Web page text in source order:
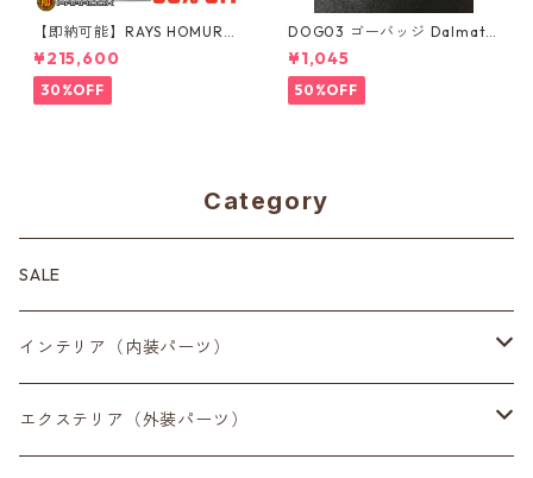
【即納可能】RAYS HOMURA
2x7FT ブラッククロームコー
ティング 18インチ 4本セット
¥215,600
30%OFF
DOG03 ゴーバッジ Dalmatia
n
¥1,045
50%OFF
Category
SALE
インテリア（内装パーツ）
収納小物
エクステリア（外装パーツ）